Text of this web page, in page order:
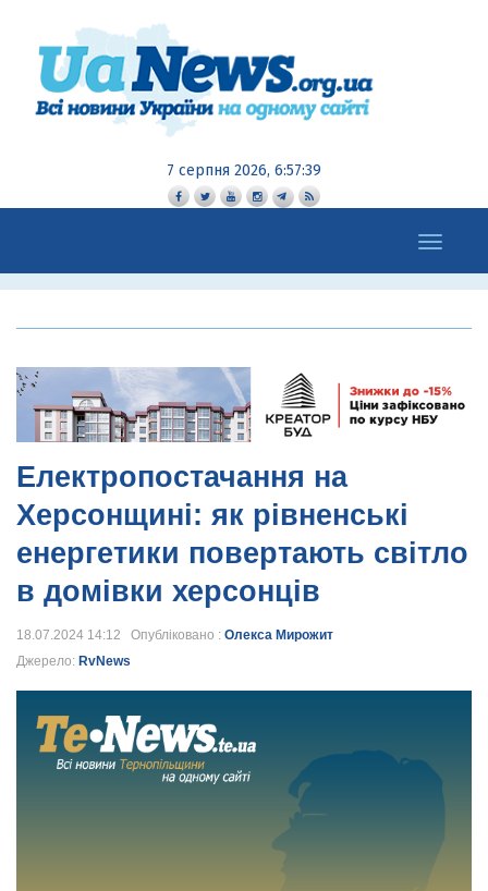
7 серпня 2026, 6:57:40
Toggle
navigation
Електропостачання на
Херсонщині: як рівненські
енергетики повертають світло
в домівки херсонців
18.07.2024 14:12 Опубліковано : Олекса Мирожит
Джерело: RvNews